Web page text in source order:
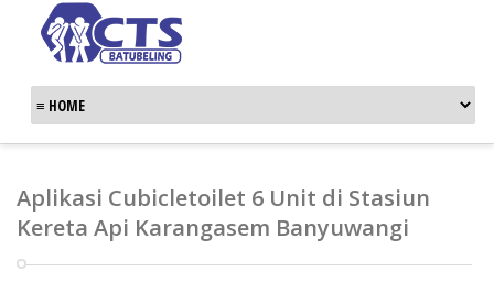
Aplikasi Cubicletoilet 6 Unit di Stasiun
Kereta Api Karangasem Banyuwangi